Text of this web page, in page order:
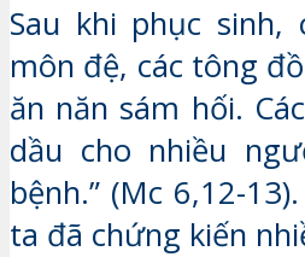
Sau khi phục sinh,
môn đệ, các tông
ăn năn sám hối.
dầu cho nhiều
bệnh.” (Mc 6,12-
ta đã chứng kiến